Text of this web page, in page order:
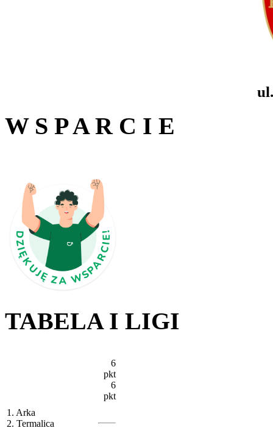
W S P A R C I E
TABELA I LIGI
1. Arka
2. Termalica
6
pkt
6
pkt